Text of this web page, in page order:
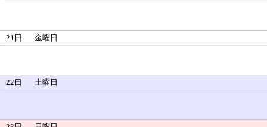
21日 金曜日
22日 土曜日